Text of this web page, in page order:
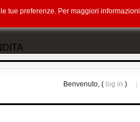
Benvenuto, ( log in )
tue preferenze. Per maggiori informazioni